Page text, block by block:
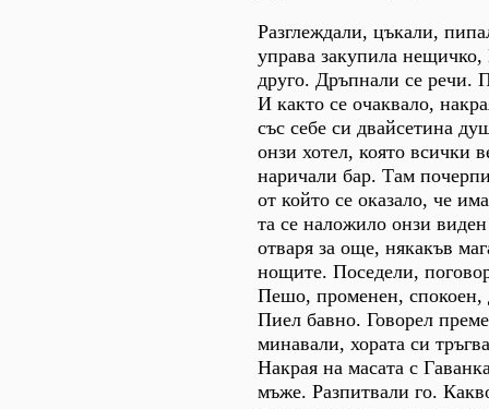
Разглеждали, цъкали,
управа закупила
друго. Дръпнали се речи.
И както се очаквало,
със себе си двайсетина
онзи хотел, която всички
наричали бар. Там
от който се оказало, че
та се наложило онзи
отваря за още, някакъв
нощите. Поседели,
Пешо, променен, спокоен,
Пиел бавно. Говорел
минавали, хората си
Накрая на масата с
мъже. Разпитвали го.